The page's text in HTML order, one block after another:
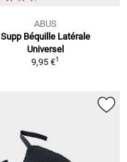
ABUS
Supp Béquille Latérale
Universel
9,95 €1